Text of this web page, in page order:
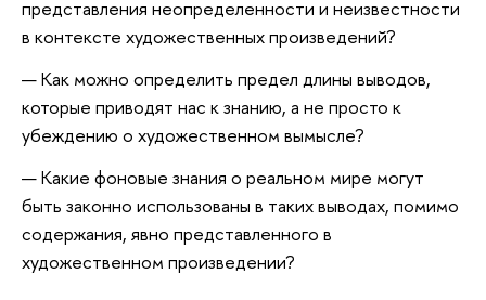
представления неопределенности и неизвестности
в контексте художественных произведений?
Как можно определить предел длины выводов,
которые приводят нас к знанию, а не просто к
убеждению о художественном вымысле?
Какие фоновые знания о реальном мире могут
быть законно использованы в таких выводах, помимо
содержания, явно представленного в
художественном произведении?